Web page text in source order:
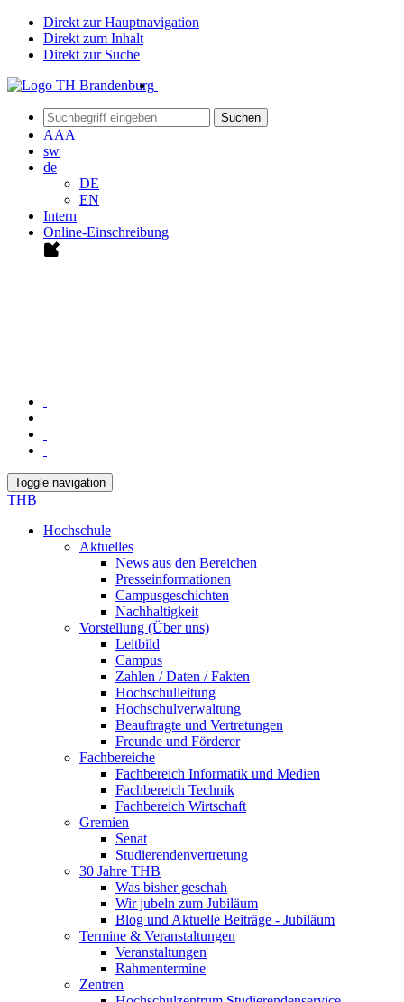
Direkt zur Hauptnavigation
Direkt zum Inhalt
Direkt zur Suche
Suchen
AAA
sw
de
DE
EN
Intern
Online-Einschreibung
Toggle navigation
THB
Hochschule
Aktuelles
News aus den Bereichen
Presseinformationen
Campusgeschichten
Nachhaltigkeit
Vorstellung (Über uns)
Leitbild
Campus
Zahlen / Daten / Fakten
Hochschulleitung
Hochschulverwaltung
Beauftragte und Vertretungen
Freunde und Förderer
Fachbereiche
Fachbereich Informatik und Medien
Fachbereich Technik
Fachbereich Wirtschaft
Gremien
Senat
Studierendenvertretung
30 Jahre THB
Was bisher geschah
Wir jubeln zum Jubiläum
Blog und Aktuelle Beiträge - Jubiläum
Termine & Veranstaltungen
Veranstaltungen
Rahmentermine
Zentren